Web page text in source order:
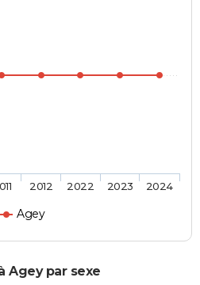
Agey
2012 2022 2023 2024
Agey par sexe